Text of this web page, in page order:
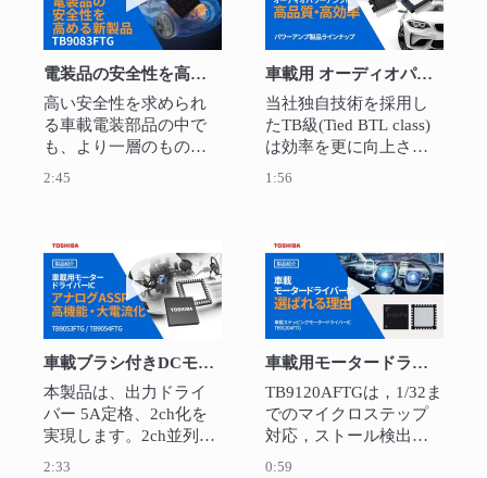
ソフトウェア開発を不
要にすることで開発期
間の短縮に貢献しま
す。また、ステアリン
グスイッチやメーター
クラスタースイッチな
どのボディ系アプリケ
す。CXPIは次世代車載
おり、当社はCXPI対応
製品の開発を進め、車
載ネットワークの進化
に貢献してまいりま
す。
車両の軽量化に貢献し
ます。ボディ系アプリ
ケーション(ステアリン
グスイッチ、メーター
クラスタースイッチ、
ライトスイッチ、ドア
ミラー、ドアロックな
用ができます。
のための新しい通信規
格として普及が期待さ
れています。
電装品の安全性を高める新製品TB9083FTG
高い安全性を求められ
る車載電装部品の中で
も、より一層のものが
求められるアプリケー
ーリレードライバー、
小型化、外付けFETの診
断。その他にも
ISO26262機能安全の
ASIL-Dをサポートする
などお客様の車載シス
テムの電動化に貢献し
ていきます。
2:45
車載用 オーディオパワーアンプIC 高品質・高効率 パワーアンプ製品ラインアップ
当社独自技術を採用し
たTB級(Tied BTL class)
は効率を更に向上させ
ました。また、DCオフ
1:56
動画を再生 車載ブラシ付きDCモータード
車載ブラシ付きDCモータードライバーIC TB9054FTG/TB9053FTG
本製品は、出力ドライ
バー 5A定格、2ch化を
実現します。2ch並列接
2:33
動画を再生 車
車載用モータードライバーIC TB9120AFTG
TB9120AFTGは，1/32ま
でのマイクロステップ
対応，ストール検出機
0:59